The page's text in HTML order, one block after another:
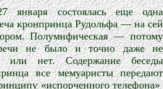
состоялась еще одна
кронпринца Рудольфа — на сей
Полумифическая — потому
не было и точно даже не
или нет. Содержание беседы
все мемуаристы передают
«испорченного телефона»